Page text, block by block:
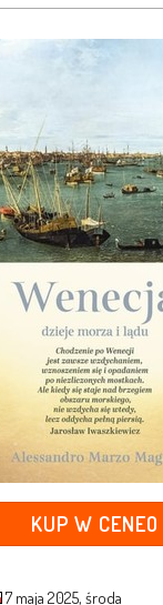
KUP W CENEO
7 maja 2025, środa